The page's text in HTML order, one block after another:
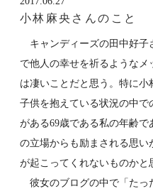
小林麻央さんのこと
キャンディーズの田中好子
で他人の幸せを祈るようなメ
は凄いことだと思う。特に
子供を抱えている状況の中
がある69歳である私の年齢
の立場からも励まされる思い
が起こってくれないものかと
彼女のブログの中で「たっ